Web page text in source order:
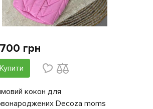
грн
Купити
кокон для
Decoza moms